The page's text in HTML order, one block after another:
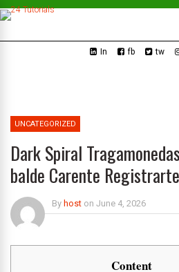
In fb tw
UNCATEGORIZED
Dark Spiral
balde Carente Registrarte
By host on June 4, 2026
Content